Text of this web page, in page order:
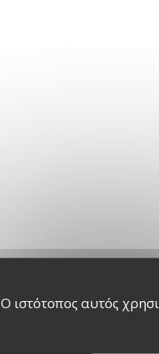
Ο ιστότοπος αυτός